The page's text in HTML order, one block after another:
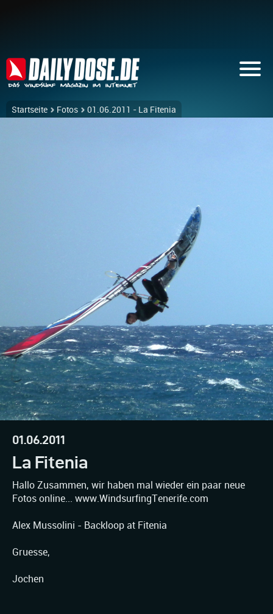
Startseite Fotos 01.06.2011 - La Fitenia
01.06.2011
La Fitenia
Hallo Zusammen, wir haben mal wieder ein paar neue
Fotos online... www.WindsurfingTenerife.com
Alex Mussolini - Backloop at Fitenia
Gruesse,
Jochen